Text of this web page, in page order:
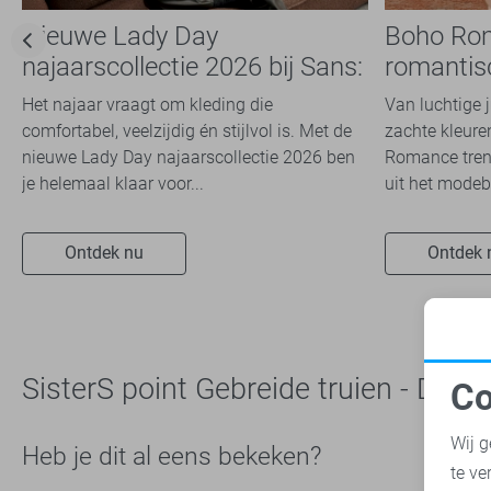
Tommy Jeans
Vero Moda 55
Zoso 1
Zusss 1
Nieuwe Lady Day
najaarscollectie 2026 bij Sans:
stijl en comfort in
travelkwaliteit
Het najaar vraagt om kleding die
comfortabel, veelzijdig én stijlvol is. Met de
nieuwe Lady Day najaarscollectie 2026 ben
je helemaal klaar voor...
Ontdek nu
Boho
dit
Van luchtige
zachte
Romance
uit het
Ontdek
SisterS point Gebreide truien -
Heb je dit al eens bekeken?
Wij
te